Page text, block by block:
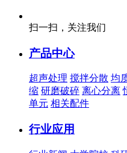
扫一扫，关注我们
产品中心
超声处理 搅拌分散 均
缩 研磨破碎 离心分离
单元 相关配件
行业应用